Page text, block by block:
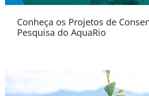
Conheça os Projetos de
Pesquisa do AquaRio